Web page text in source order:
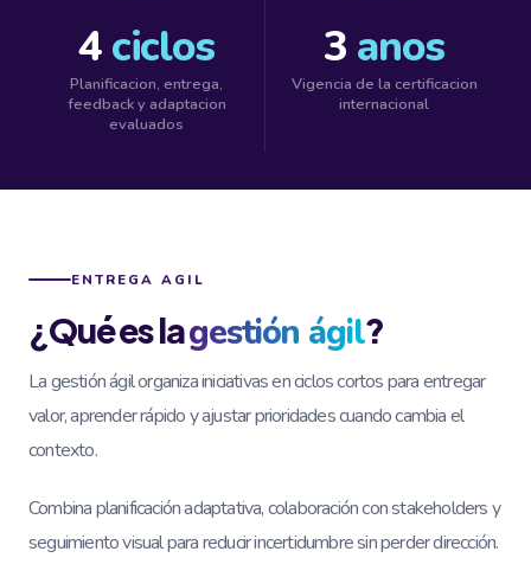
4ciclos
Planificacion, entrega,
feedback y adaptacion
evaluados
3 anos
Vigencia de la certificacion
internacional
ENTREGA AGIL
¿Qué es lagestión ágil?
La gestión ágil organiza iniciativas en ciclos cortos para entregar
valor, aprender rápido y ajustar prioridades cuando cambia el
contexto.
Combina planificación adaptativa, colaboración con stakeholders y
seguimiento visual para reducir incertidumbre sin perder dirección.